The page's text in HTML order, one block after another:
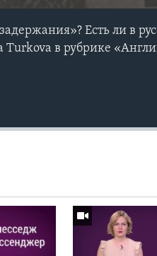
Есть ли в
Turkova в рубрике